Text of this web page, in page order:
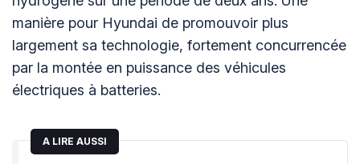
manière pour Hyundai de promouvoir plus
largement sa technologie, fortement concurrencée
par la montée en puissance des véhicules
électriques à batteries.
A LIRE AUSSI